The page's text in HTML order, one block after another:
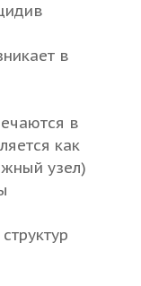
в
в
как
узел)